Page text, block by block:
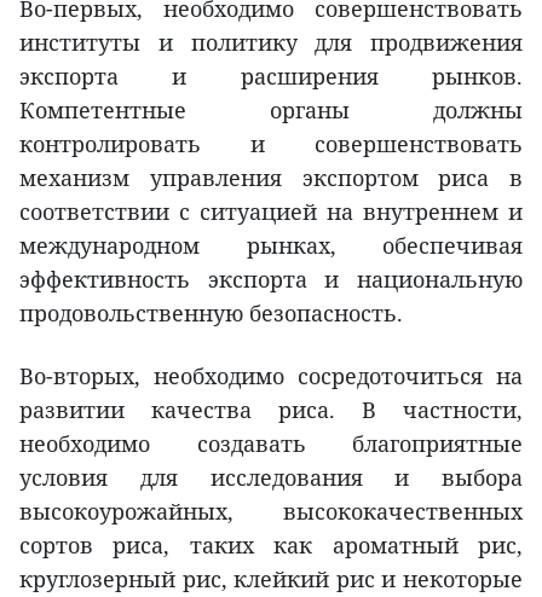
Во-первых, необходимо совершенствовать
институты и политику для продвижения
экспорта и расширения рынков.
Компетентные органы должны
контролировать и совершенствовать
механизм управления экспортом риса в
соответствии с ситуацией на внутреннем и
международном рынках, обеспечивая
эффективность экспорта и национальную
продовольственную безопасность.
Во-вторых, необходимо сосредоточиться на
развитии качества риса. В частности,
необходимо создавать благоприятные
условия для исследования и выбора
высокоурожайных, высококачественных
сортов риса, таких как ароматный рис,
круглозерный рис, клейкий рис и некоторые